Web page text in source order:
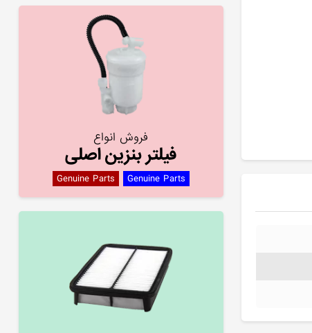
فروش انواع
فیلتر بنزین اصلی
Genuine Parts Genuine Parts